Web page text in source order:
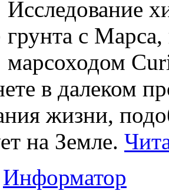
Исследование
грунта с
марсоходом
в далеком
жизни,
на Земле.
Информатор